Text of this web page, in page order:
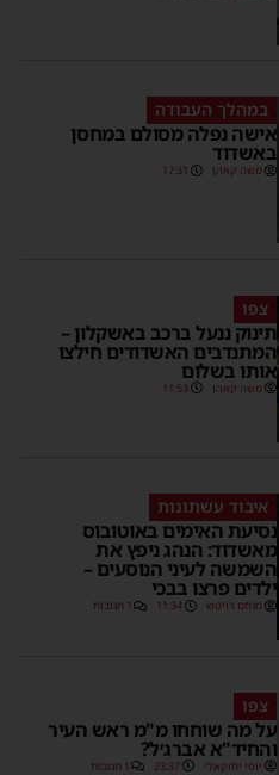
במהלך העבודה
אישה נפלה מסולם במחסן
באשדוד
משה קאהן 17:31
צפו
תינוק ננעל ברכב באשקלון –
המתנדבים האשדודים חילצו
אותו בשלום
משה קאהן 11:53
איבוד עשתונות
נסיעת האימים באוטובוס
מאשדוד: הנהג ניפץ את
השמשה לעיני הנוסעים –
ילדים פרצו בבכי
מנחם דויטש 11:34 1 תגובות
צפו
על מה שוחחו מ"מ ראש העיר
והחיד"א אברג׳ל?
יוסי יחזקאלי 23:37 1 תגובות